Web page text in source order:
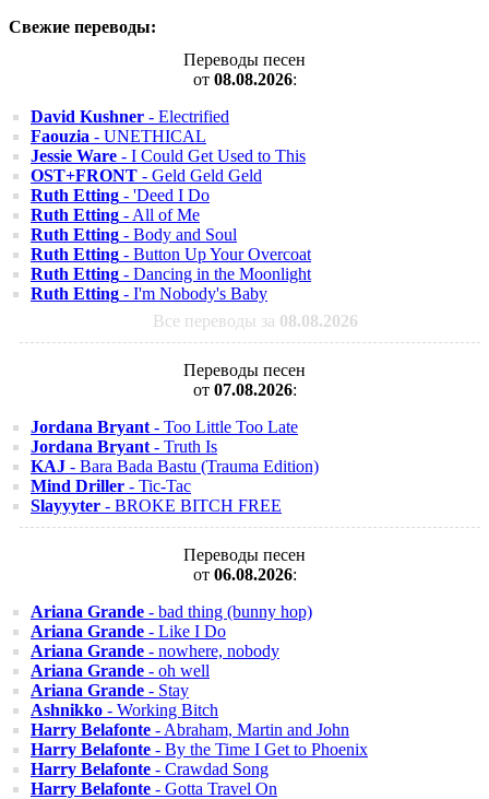
Свежие переводы:
Переводы песен
от 08.08.2026:
David Kushner - Electrified
Faouzia - UNETHICAL
Jessie Ware - I Could Get Used to This
OST+FRONT - Geld Geld Geld
Ruth Etting - 'Deed I Do
Ruth Etting - All of Me
Ruth Etting - Body and Soul
Ruth Etting - Button Up Your Overcoat
Ruth Etting - Dancing in the Moonlight
Ruth Etting - I'm Nobody's Baby
Все переводы за 08.08.2026
Переводы песен
от 07.08.2026:
Jordana Bryant - Too Little Too Late
Jordana Bryant - Truth Is
KAJ - Bara Bada Bastu (Trauma Edition)
Mind Driller - Tic-Tac
Slayyyter - BROKE BITCH FREE
Переводы песен
от 06.08.2026:
Ariana Grande - bad thing (bunny hop)
Ariana Grande - Like I Do
Ariana Grande - nowhere, nobody
Ariana Grande - oh well
Ariana Grande - Stay
Ashnikko - Working Bitch
Harry Belafonte - Abraham, Martin and John
Harry Belafonte - By the Time I Get to Phoenix
Harry Belafonte - Crawdad Song
Harry Belafonte - Gotta Travel On